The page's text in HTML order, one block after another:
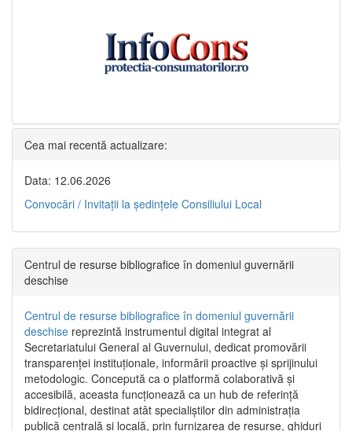
Cea mai recentă actualizare:
Data: 12.06.2026
Convocări / Invitaţii la şedinţele Consiliului Local
Centrul de resurse bibliografice în domeniul guvernării
deschise
Centrul de resurse bibliografice în domeniul guvernării
deschise reprezintă instrumentul digital integrat al
Secretariatului General al Guvernului, dedicat promovării
transparenței instituționale, informării proactive și sprijinului
metodologic. Concepută ca o platformă colaborativă și
accesibilă, aceasta funcționează ca un hub de referință
bidirecțional, destinat atât specialiștilor din administrația
publică centrală și locală, prin furnizarea de resurse, ghiduri